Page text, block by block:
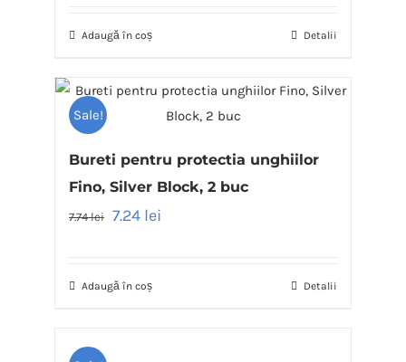
Adaugă în coș Detalii
Sale!
Bureti pentru protectia unghiilor
Fino, Silver Block, 2 buc
7.74lei 7.24 lei
Adaugă în coș Detalii